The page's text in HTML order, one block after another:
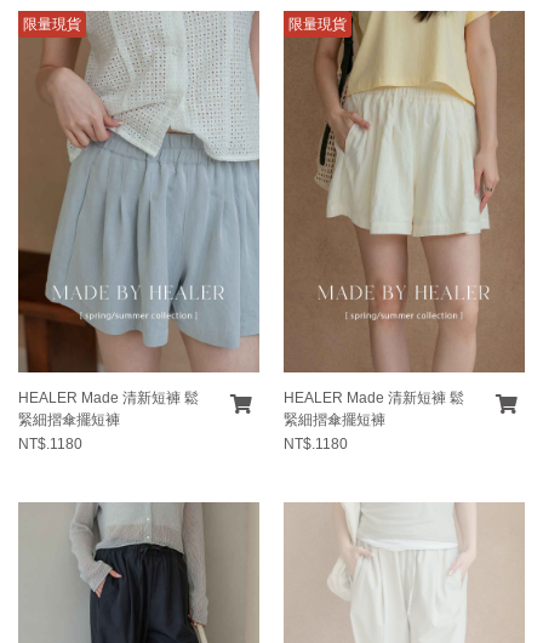
限量現貨
HEALER Made 清新短褲 鬆
緊細摺傘擺短褲
NT$.1180
限量現貨
HEALER Made 清新短褲 鬆
緊細摺傘擺短褲
NT$.1180